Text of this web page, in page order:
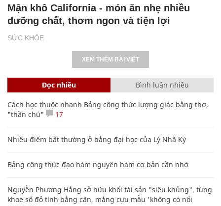
SỨC KHỎE
Mận khô California - món ăn nhẹ nhiều
dưỡng chất, thơm ngon và tiện lợi
XEM THÊM BÀI VIẾT
Đọc nhiều Bình luận nhiều
Cách học thuộc nhanh Bảng công thức lượng giác bằng thơ,
"thần chú"
17
Nhiều điểm bất thường ở bằng đại học của Lý Nhã Kỳ
Bảng công thức đạo hàm nguyên hàm cơ bản cần nhớ
Nguyễn Phương Hằng sở hữu khối tài sản "siêu khủng", từng
khoe sổ đỏ tính bằng cân, mắng cựu mẫu 'không có nổi